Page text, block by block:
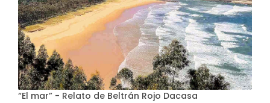
“El mar” - Relato de Beltrán Rojo Dacasa